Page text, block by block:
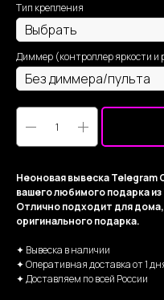
Тип крепления
Диммер (контроллер яркости
Неоновая вывеска Telegram
вашего любимого подарка
Отлично подходит для дома,
оригинального подарка.
✦ Вывеска в наличии
✦ Оперативная доставка от 1
✦ Доставляем по всей России